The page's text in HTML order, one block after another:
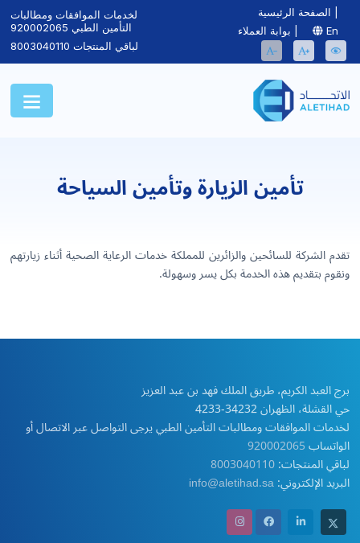
لخدمات الموافقات ومطالبات
التأمين الطبي 920002065
لباقي المنتجات 8003040110
الصفحة الرئيسية
بوابة العملاء
En
تأمين الزيارة وتأمين السياحة
تقدم الشركة للسائحين والزائرين للمملكة خدمات الرعاية الصحية أثناء زيارتهم
ونقوم بتقديم هذه الخدمة بكل يسر وسهولة.
برج العبد الكريم، طريق الملك فهد بن عبد العزيز
حي القشلة، الظهران 34232-4233
لخدمات الموافقات ومطالبات التأمين الطبي يرجى التواصل عبر الاتصال أو
الواتساب920002065
لباقي المنتجات:8003040110
البريد الإلكتروني:info@aletihad.sa